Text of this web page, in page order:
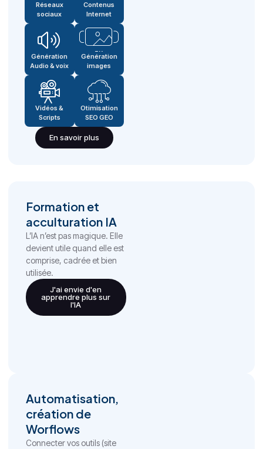
Réseaux
sociaux
Contenus
Internet
Génération
Audio & voix
Génération
images
Vidéos &
Scripts
Otimisation
SEO GEO
En savoir plus
Formation et
acculturation IA
L’IA n’est pas magique. Elle
devient utile quand elle est
comprise, cadrée et bien
utilisée.
J'ai envie d'en
apprendre plus sur
l'IA
Automatisation,
création de
Worflows
Connecter vos outils (site